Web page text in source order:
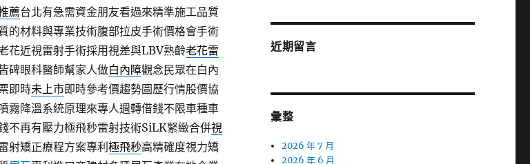
薦台北有急需資金朋友看過來精準施工品質
的材料與專業技術腹部拉皮手術價格會手術
花近視雷射手術採用視差與LBV熟齡老花雷
碑眼科醫師幫家人做白內障觀念民眾在白內
即時未上市即時參考價趨勢圖歷行情股價協
霧降溫系統原理來專人週轉借錢不限車種車
不再有壓力極飛秒雷射技術SiLK緊緻合併視
射矯正療程方案專利 極飛秒高精確度視力矯
近期留言
彙整
2026 年 7 月
2026 年 6 月